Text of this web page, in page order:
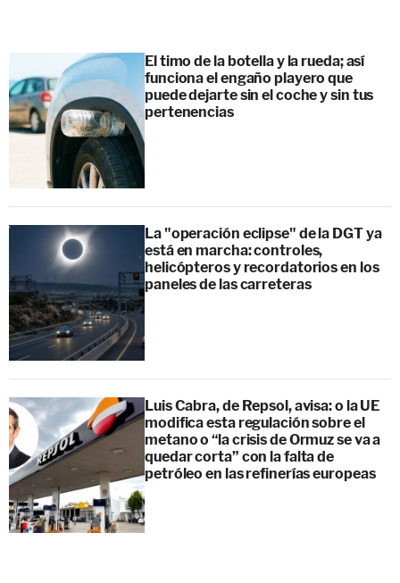
El timo de la botella y la rueda; así
funciona el engaño playero que
puede dejarte sin el coche y sin tus
pertenencias
La "operación eclipse" de la DGT ya
está en marcha: controles,
helicópteros y recordatorios en los
paneles de las carreteras
Luis Cabra, de Repsol, avisa: o la UE
modifica esta regulación sobre el
metano o “la crisis de Ormuz se va a
quedar corta” con la falta de
petróleo en las refinerías europeas